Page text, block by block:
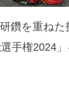
鑽を重ね
手権2024